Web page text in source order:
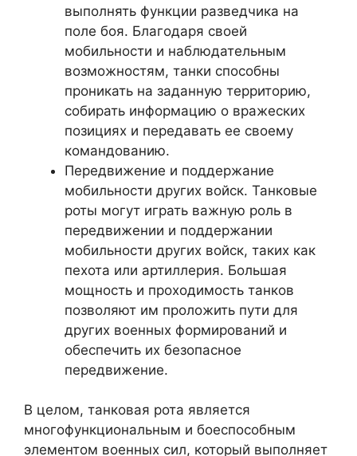
выполнять функции разведчика на
поле боя. Благодаря своей
мобильности и наблюдательным
возможностям, танки способны
проникать на заданную территорию,
собирать информацию о вражеских
позициях и передавать ее своему
командованию.
Передвижение и поддержание
мобильности других войск. Танковые
роты могут играть важную роль в
передвижении и поддержании
мобильности других войск, таких как
пехота или артиллерия. Большая
мощность и проходимость танков
позволяют им проложить пути для
других военных формирований и
обеспечить их безопасное
передвижение.
В целом, танковая рота является
многофункциональным и боеспособным
элементом военных сил, который выполняет